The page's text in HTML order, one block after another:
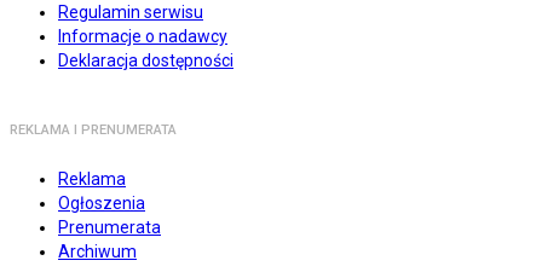
Regulamin serwisu
Informacje o nadawcy
Deklaracja dostępności
REKLAMA I PRENUMERATA
Reklama
Ogłoszenia
Prenumerata
Archiwum